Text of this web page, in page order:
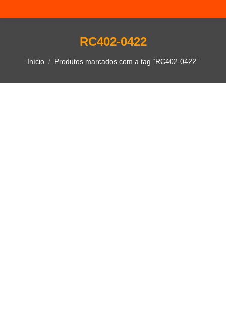
RC402-0422
Você está aqui:
Início Produtos marcados com a tag “RC402-0422”